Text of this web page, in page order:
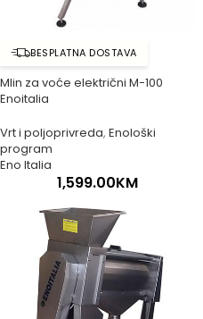
BESPLATNA DOSTAVA
Mlin za voće električni M-100
Enoitalia
Vrt i poljoprivreda, Enološki
program
Eno Italia
1,599.00KM